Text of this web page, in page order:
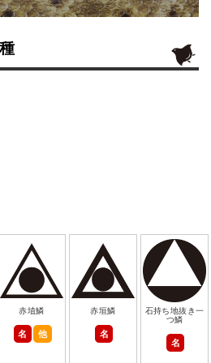
赤埴鱗
名 他
赤垣鱗
名
石持ち地抜き一
つ鱗
名